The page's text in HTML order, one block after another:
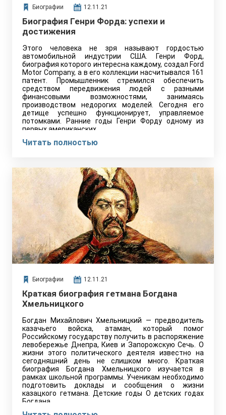
Биографии 12.11.21
Биография Генри Форда: успехи и
достижения
Этого человека не зря называют гордостью
автомобильной индустрии США. Генри Форд,
биография которого интересна каждому, создал Ford
Motor Company, а в его коллекции насчитывался 161
патент. Промышленник стремился обеспечить
средством передвижения людей с разными
финансовыми возможностями, занимаясь
производством недорогих моделей. Сегодня его
детище успешно функционирует, управляемое
потомками. Ранние годы Генри Форду одному из
первых американских…
Читать полностью
Биографии 12.11.21
Краткая биография гетмана Богдана
Хмельницкого
Богдан Михайлович Хмельницкий — предводитель
казачьего войска, атаман, который помог
Российскому государству получить в распоряжение
левобережье Днепра, Киев и Запорожскую Сечь. О
жизни этого политического деятеля известно на
сегодняшний день не слишком много. Краткая
биография Богдана Хмельницкого изучается в
рамках школьной программы. Ученикам необходимо
подготовить доклады и сообщения о жизни
казацкого гетмана. Детские годы О детских годах
Богдана…